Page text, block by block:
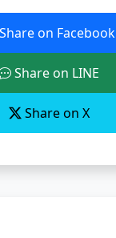
Share on Facebook
Share on LINE
Share on X